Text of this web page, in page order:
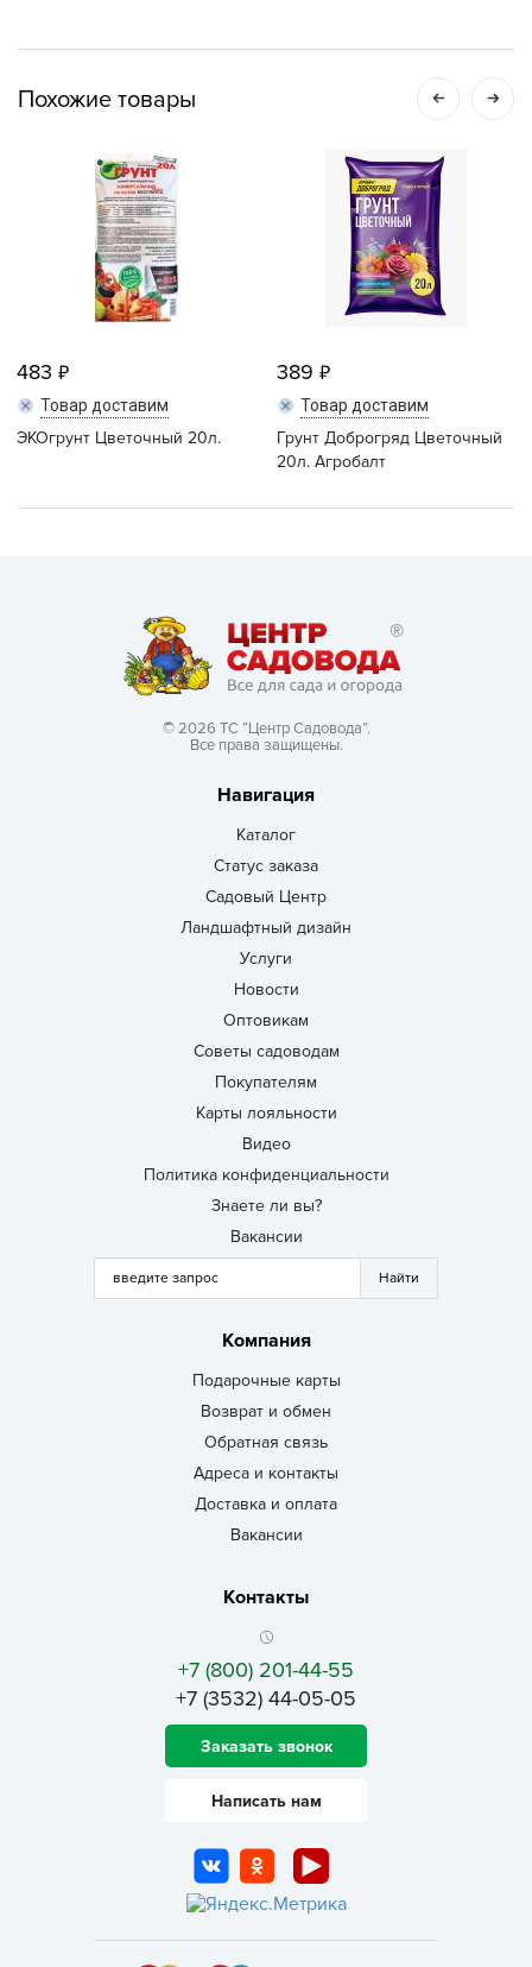
Похожие товары
483
Товар доставим
ЭКОгрунт Цветочный 20л.
389
Товар доставим
Грунт Доброгряд Цветочный
20л. Агробалт
© 2026 ТС “Центр Садовода”.
Все права защищены.
Навигация
Каталог
Статус заказа
Садовый Центр
Ландшафтный дизайн
Услуги
Новости
Оптовикам
Советы садоводам
Покупателям
Карты лояльности
Видео
Политика конфиденциальности
Знаете ли вы?
Вакансии
Компания
Подарочные карты
Возврат и обмен
Обратная связь
Адреса и контакты
Доставка и оплата
Вакансии
Контакты
+7 (800) 201-44-55
+7 (3532) 44-05-05
Заказать звонок
Написать нам